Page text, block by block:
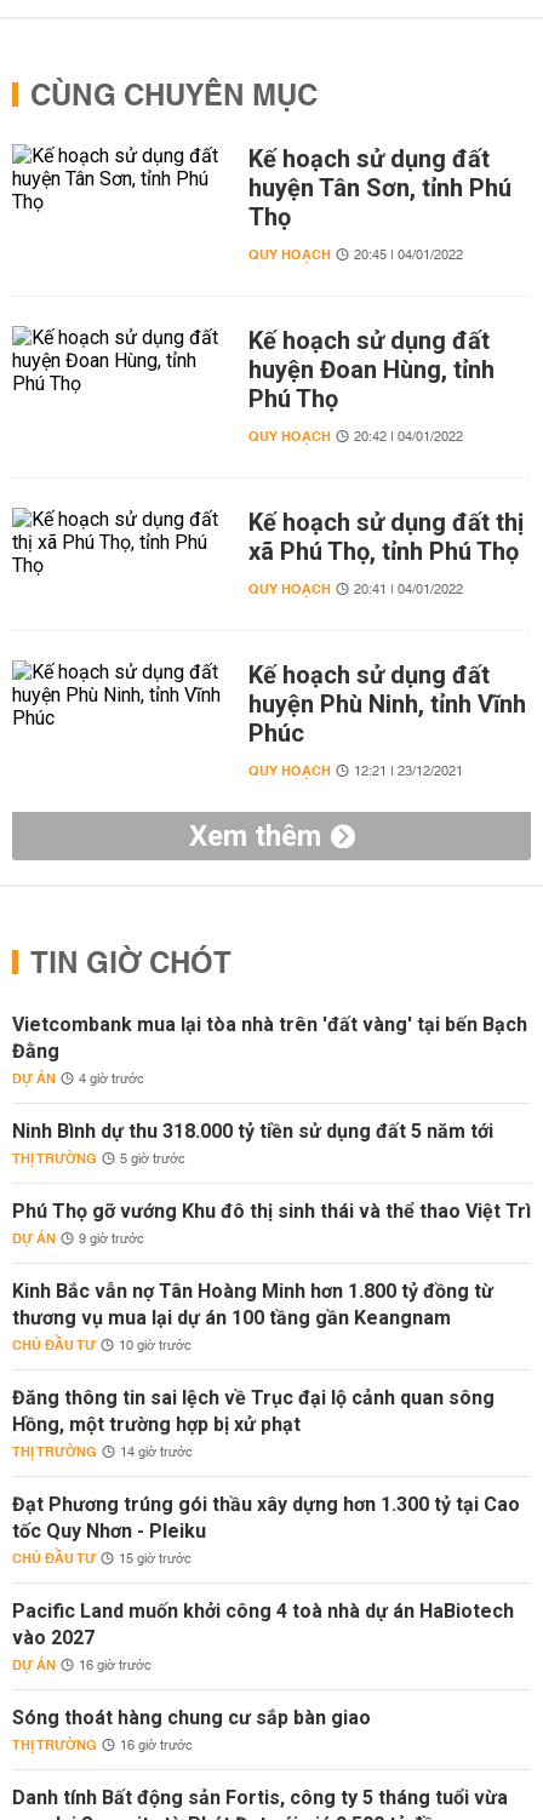
CÙNG CHUYÊN MỤC
Kế hoạch sử dụng đất
huyện Tân Sơn, tỉnh Phú
Thọ
QUY HOẠCH 20:45 | 04/01/2022
Kế hoạch sử dụng đất
huyện Đoan Hùng, tỉnh
Phú Thọ
QUY HOẠCH 20:42 | 04/01/2022
Kế hoạch sử dụng đất thị
xã Phú Thọ, tỉnh Phú Thọ
QUY HOẠCH 20:41 | 04/01/2022
Kế hoạch sử dụng đất
huyện Phù Ninh, tỉnh Vĩnh
Phúc
QUY HOẠCH 12:21 | 23/12/2021
Xem thêm
TIN GIỜ CHÓT
Vietcombank mua lại tòa nhà trên 'đất vàng' tại bến Bạch
Đằng
DỰ ÁN 4 giờ trước
Ninh Bình dự thu 318.000 tỷ tiền sử dụng đất 5 năm tới
THỊ TRƯỜNG 5 giờ trước
Phú Thọ gỡ vướng Khu đô thị sinh thái và thể thao Việt Trì
DỰ ÁN 9 giờ trước
Kinh Bắc vẫn nợ Tân Hoàng Minh hơn 1.800 tỷ đồng từ
thương vụ mua lại dự án 100 tầng gần Keangnam
CHỦ ĐẦU TƯ 10 giờ trước
Đăng thông tin sai lệch về Trục đại lộ cảnh quan sông
Hồng, một trường hợp bị xử phạt
THỊ TRƯỜNG 14 giờ trước
Đạt Phương trúng gói thầu xây dựng hơn 1.300 tỷ tại Cao
tốc Quy Nhơn - Pleiku
CHỦ ĐẦU TƯ 15 giờ trước
Pacific Land muốn khởi công 4 toà nhà dự án HaBiotech
vào 2027
DỰ ÁN 16 giờ trước
Sóng thoát hàng chung cư sắp bàn giao
THỊ TRƯỜNG 16 giờ trước
Danh tính Bất động sản Fortis, công ty 5 tháng tuổi vừa